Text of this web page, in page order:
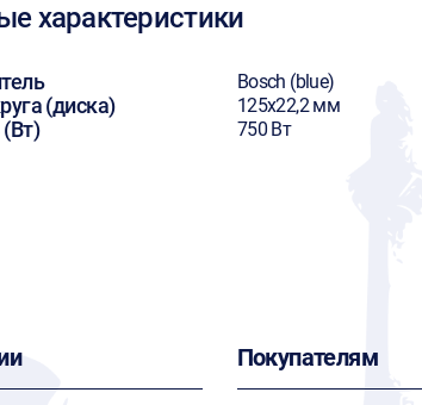
характеристики
Bosch (blue)
(диска) 125х22,2 мм
750 Вт
Покупателям